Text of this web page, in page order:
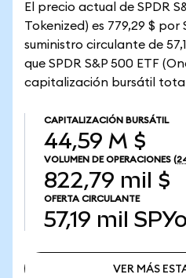
El precio actual de SPDR
Tokenized) es 779,29 $ por
suministro circulante de
que SPDR S&P 500 ETF
capitalización bursátil
CAPITALIZACIÓN BURSÁTIL
44,59 M $
VOLUMEN DE OPERACIONES
822,79 mil $
OFERTA CIRCULANTE
57,19 mil
VER MÁS